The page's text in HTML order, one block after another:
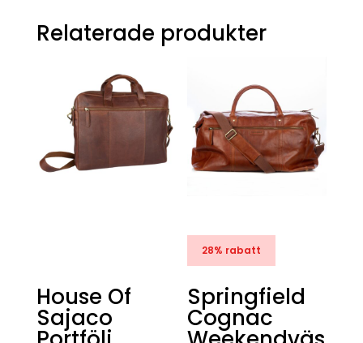
Relaterade produkter
House Of
Sajaco
28% rabatt
Springfield
Cognac